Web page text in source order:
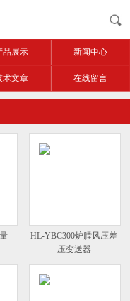
品展示 新闻中心
术文章 在线留言
HL-YBC300炉膛风压差
压变送器